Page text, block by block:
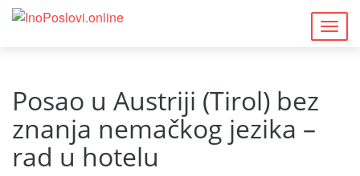
Posao u Austriji (Tirol) bez
znanja nemačkog jezika –
rad u hotelu